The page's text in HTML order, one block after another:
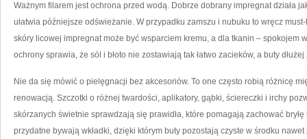
Ważnym filarem jest ochrona przed wodą. Dobrze dobrany impregnat działa
ułatwia późniejsze odświeżanie. W przypadku zamszu i nubuku to wręcz
skóry licowej impregnat może być wsparciem kremu, a dla tkanin – spokojem
ochrony sprawia, że sól i błoto nie zostawiają tak łatwo zacieków, a buty
Nie da się mówić o pielęgnacji bez akcesoriów. To one często robią różnicę
renowacją. Szczotki o różnej twardości, aplikatory, gąbki, ściereczki i irchy
skórzanych świetnie sprawdzają się prawidła, które pomagają zachować
przydatne bywają wkładki, dzięki którym buty pozostają czyste w środku